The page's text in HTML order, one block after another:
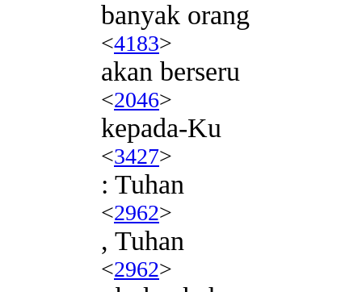
banyak orang
<4183>
akan berseru
<2046>
kepada-Ku
<3427>
: Tuhan
<2962>
, Tuhan
<2962>